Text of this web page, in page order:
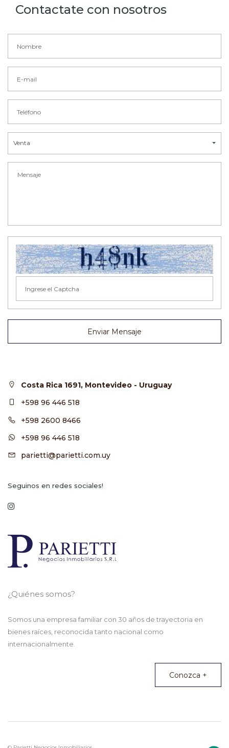
Contactate con nosotros
Venta
Enviar Mensaje
Costa Rica 1691, Montevideo - Uruguay
+598 96 446 518
+598 2600 8466
+598 96 446 518
parietti@parietti.com.uy
Seguinos en redes sociales!
¿Quiénes somos?
Somos una empresa familiar con 30 años de trayectoria en
bienes raíces, reconocida tanto nacional como
internacionalmente.
Conozca +